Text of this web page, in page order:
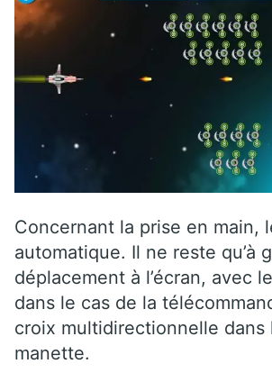
Concernant la prise en main,
automatique. Il ne reste qu’à
déplacement à l’écran, avec
dans le cas de la
croix multidirectionnelle dans
manette.